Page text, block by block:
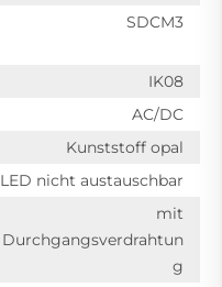
SDCM3
IK08
AC/DC
Kunststoff opal
LED nicht austauschbar
mit
Durchgangsverdrahtun
g